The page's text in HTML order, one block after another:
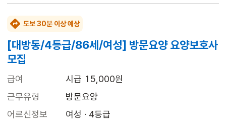
도보 30분 이상 예상
[대방동/4등급/86세/여성] 방문요양 요양보호사
모집
급여
시급 15,000원
근무유형
방문요양
어르신정보
여성 · 4등급